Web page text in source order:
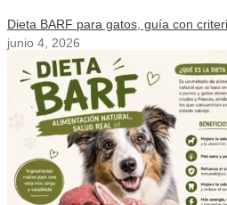
Dieta BARF para gatos, guía con
junio 4, 2026